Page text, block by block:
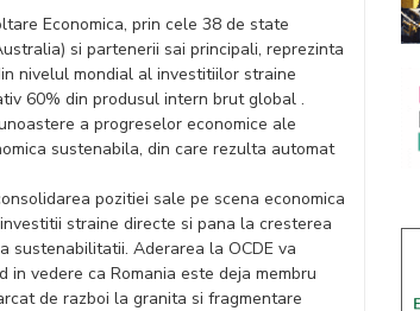
Economica, prin cele 38 de state
si partenerii sai principali, reprezinta
nivelul mondial al investitiilor straine
60% din produsul intern brut global .
a progreselor economice ale
sustenabila, din care rezulta automat
pozitiei sale pe scena economica
straine directe si pana la cresterea
sustenabilitatii. Aderarea la OCDE va
vedere ca Romania este deja membru
de razboi la granita si fragmentare